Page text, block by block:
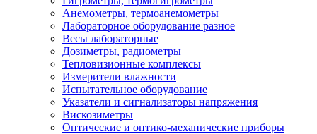
Анемометры, термоанемометры
Лабораторное оборудование разное
Весы лабораторные
Дозиметры, радиометры
Тепловизионные комплексы
Измерители влажности
Испытательное оборудование
Указатели и сигнализаторы напряжения
Вискозиметры
Оптические и оптико-механические приборы